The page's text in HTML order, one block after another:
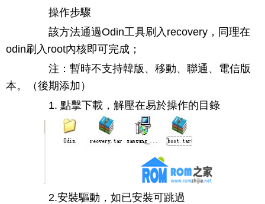
操作步驟
該方法通過Odin工具刷入recovery，同理在
odin刷入root內核即可完成；
注：暫時不支持韓版、移動、聯通、電信版
本。（後期添加）
1. 點擊下載，解壓在易於操作的目錄
2.安裝驅動，如已安裝可跳過